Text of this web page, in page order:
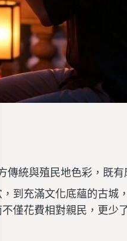
傳統與殖民地色彩，既
到充滿文化底蘊的古城
僅花費相對親民，更少